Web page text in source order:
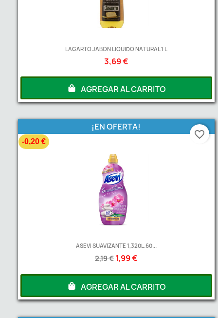
LAGARTO JABON LIQUIDO NATURAL 1 L
3,69 €
AGREGAR AL CARRITO
ASEVI SUAVIZANTE 1,320L.60...
2,19 € 1,99 €
¡EN OFERTA!
-0,20 €
AGREGAR AL CARRITO
favorite_border
A partir de2Unds2,50 €